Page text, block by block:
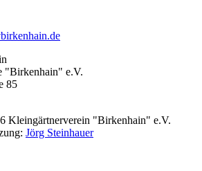
"Birkenhain" e.V.
85
Kleingärtnerverein "Birkenhain" e.V.
Jörg Steinhauer